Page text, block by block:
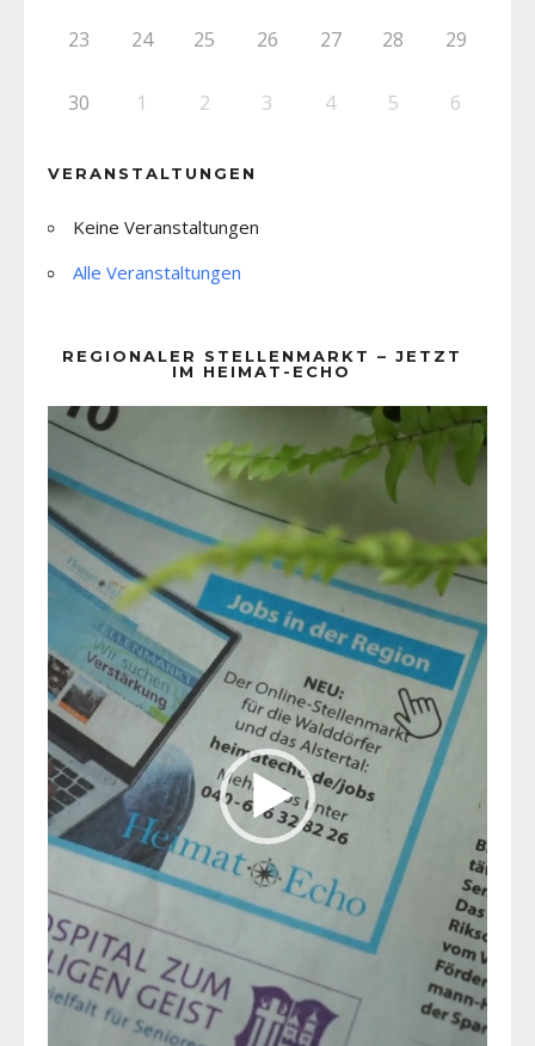
23 24 25 26 27 28 29
30 1 2 3 4 5 6
VERANSTALTUNGEN
Keine Veranstaltungen
Alle Veranstaltungen
REGIONALER STELLENMARKT – JETZT
IM HEIMAT-ECHO
Player